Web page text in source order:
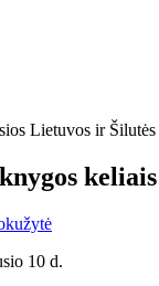
Lietuvos ir
10 d.